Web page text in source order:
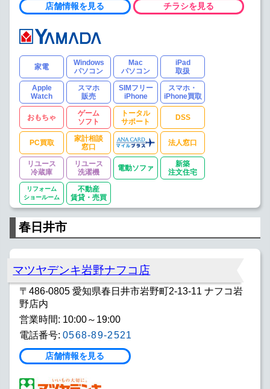
店舗情報を見る チラシを見る
家電
Windows
パソコン
Mac
パソコン
iPad
取扱
Apple
Watch
スマホ
販売
SIMフリー
iPhone
スマホ・
iPhone買取
おもちゃ
ゲーム
ソフト
トータル
サポート
DSS
PC買取
家計相談
窓口
法人窓口
リユース
冷蔵庫
リユース
洗濯機
電動ソファ
新築
注文住宅
リフォーム
ショールーム
不動産
賃貸・売買
春日井市
マツヤデンキ岩野ナフコ店
〒486-0805 愛知県春日井市岩野町2-13-11 ナフコ岩
野店内
営業時間: 10:00～19:00
電話番号: 0568-89-2521
店舗情報を見る